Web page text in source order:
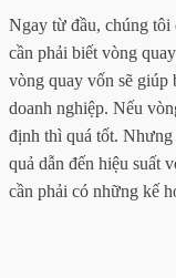
Ngay từ đầu, chúng tôi
cần phải biết vòng
vòng quay vốn sẽ giúp
doanh nghiệp. Nếu
định thì quá tốt.
quả dẫn đến hiệu suất
cần phải có những kế